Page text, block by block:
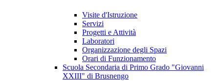
Visite d'Istruzione
Servizi
Progetti e Attività
Laboratori
Organizzazione degli Spazi
Orari di Funzionamento
Scuola Secondaria di Primo Grado "Giovanni
XXIII" di Brusnengo